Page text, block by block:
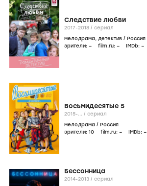
Следствие любви
2017-2018 / сериал
мелодрама, детектив / Россия
зрители: – film.ru: – IMDb: –
Восьмидесятые 5
2015-... / сериал
мелодрама / Россия
зрители: 10 film.ru: – IMDb: –
Бессонница
2014-2013 / сериал